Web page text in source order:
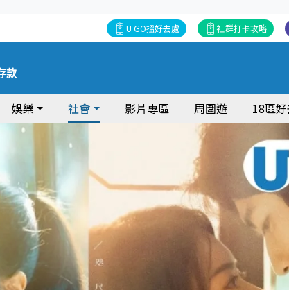
社群打卡攻略
U GO搵好去處
款
娛樂 社會 影片專區 周圍遊 18區